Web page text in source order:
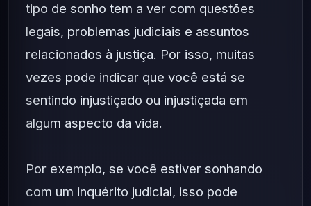
tipo de sonho tem a ver com questões
legais, problemas judiciais e assuntos
relacionados à justiça. Por isso, muitas
vezes pode indicar que você está se
sentindo injustiçado ou injustiçada em
algum aspecto da vida.
Por exemplo, se você estiver sonhando
com um inquérito judicial, isso pode